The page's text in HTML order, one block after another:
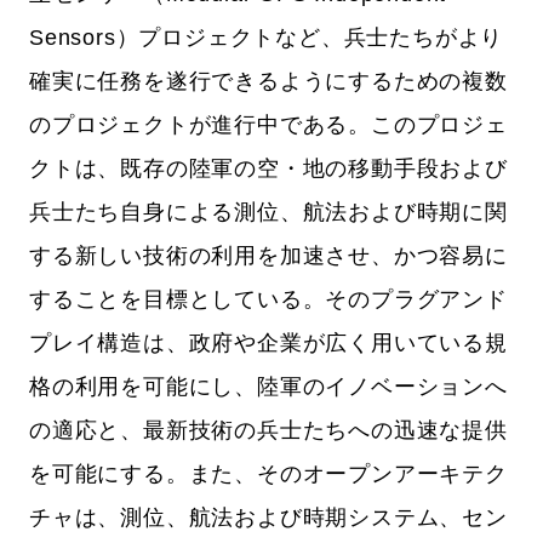
Sensors）プロジェクトなど、兵士たちがより
確実に任務を遂行できるようにするための複数
のプロジェクトが進行中である。このプロジェ
クトは、既存の陸軍の空・地の移動手段および
兵士たち自身による測位、航法および時期に関
する新しい技術の利用を加速させ、かつ容易に
することを目標としている。そのプラグアンド
プレイ構造は、政府や企業が広く用いている規
格の利用を可能にし、陸軍のイノベーションへ
の適応と、最新技術の兵士たちへの迅速な提供
を可能にする。また、そのオープンアーキテク
チャは、測位、航法および時期システム、セン